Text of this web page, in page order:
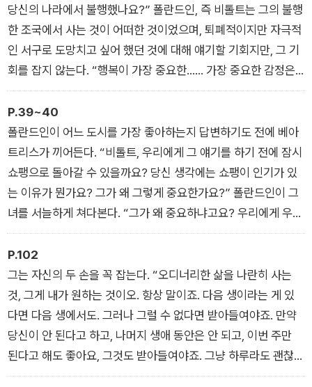
지듯 걷는 모습이 특히 그렇다.
당신의 나라에서 불행했나요?” 폴란드인, 즉 비톨트는 그의 불행
한 조국에서 사는 것이 어떠한 것이었으며, 퇴폐적이지만 자극적
인 서구로 도망치고 싶어 했던 것에 대해 얘기할 기회지만, 그 기
회를 잡지 않는다. “행복이 가장 중요한…… 가장 중요한 감정은
아닙니다. 누구라도 행복할 수 있습니다.” 그가 말한다. 누구라도
행복할 수 있지만, 불행하기 위해서는 특별한 사람이어야 합니다.
나처럼 특별한 사람이어야 합니다. 그는 듣는 이들이 이렇게 해석
해주기를 바라는 걸까?
P.39~40
폴란드인이 어느 도시를 가장 좋아하는지 답변하기도 전에 베아
트리스가 끼어든다. “비톨트, 우리에게 그 얘기를 하기 전에 잠시
쇼팽으로 돌아갈 수 있을까요? 당신 생각에는 쇼팽이 인기가 있
는 이유가 뭔가요? 그가 왜 그렇게 중요한가요?” 폴란드인이 그
녀를 서늘하게 쳐다본다. “그가 왜 중요하냐고요? 우리에게 우리
자신에 관해서 얘기해주기 때문이죠. 우리의 욕망에 관해서요. 그
것이 때로는 우리에게 분명하지 않거든요. 제 생각에는 그래요.
그것은 때로 우리가 가질 수 없는 욕망이죠. 우리를 넘어선 것이
랄까요.”
P.102
그는 자신의 두 손을 꼭 잡는다. “오디너리한 삶을 나란히 사는
것, 그게 내가 원하는 것이오. 항상 말이죠. 다음 생이라는 게 있
다면 다음 생에서도. 그러나 그럴 수 없다면 받아들여야죠. 만약
당신이 안 된다고 하고, 나머지 생애 동안은 안 되고, 이번 주만
된다고 해도 좋아요, 그것도 받아들여야죠. 그냥 하루라도 괜찮아
요. 그냥 일분이라도 괜찮아요. 일 분이면 충분해요. 시간이 뭔가